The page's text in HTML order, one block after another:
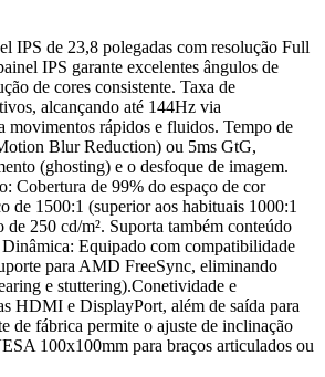
IPS de 23,8 polegadas com resolução Full
IPS garante excelentes ângulos de
de cores consistente. Taxa de
alcançando até 144Hz via
movimentos rápidos e fluidos. Tempo de
Blur Reduction) ou 5ms GtG,
(ghosting) e o desfoque de imagem.
Cobertura de 99% do espaço de cor
de 1500:1 (superior aos habituais 1000:1
de 250 cd/m². Suporta também conteúdo
Equipado com compatibilidade
para AMD FreeSync, eliminando
e stuttering).Conetividade e
HDMI e DisplayPort, além de saída para
de fábrica permite o ajuste de inclinação
100x100mm para braços articulados ou